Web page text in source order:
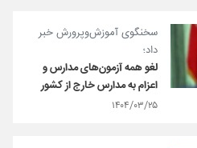
سخنگوی آموزش‌وپرورش خبر
داد؛
لغو همه آزمون‌های مدارس و
اعزام به مدارس خارج از کشور
۱۴۰۴/۰۳/۲۵